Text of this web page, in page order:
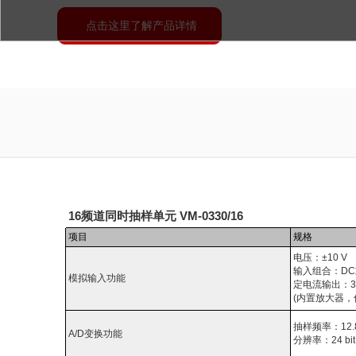
点击这里了解产品详情